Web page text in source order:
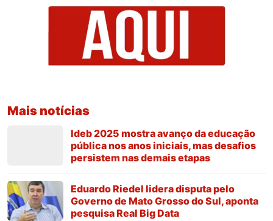
Mais notícias
Ideb 2025 mostra avanço da educação
pública nos anos iniciais, mas desafios
persistem nas demais etapas
Eduardo Riedel lidera disputa pelo
Governo de Mato Grosso do Sul, aponta
pesquisa Real Big Data